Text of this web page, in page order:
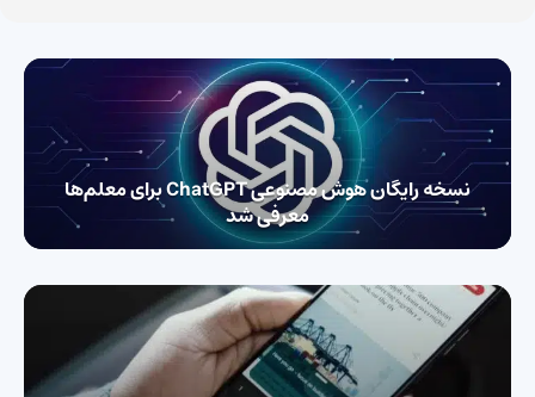
نسخه‌ رایگان هوش مصنوعی ChatGPT برای معلم‌ها
معرفی شد